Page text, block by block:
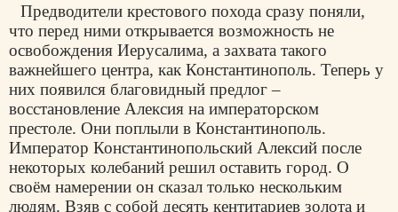
Предводители крестового похода сразу поняли,
что перед ними открывается возможность не
освобождения Иерусалима, а захвата такого
важнейшего центра, как Константинополь. Теперь у
них появился благовидный предлог –
восстановление Алексия на императорском
престоле. Они поплыли в Константинополь.
Император Константинопольский Алексий после
некоторых колебаний решил оставить город. О
своём намерении он сказал только нескольким
людям. Взяв с собой десять кентитариев золота и